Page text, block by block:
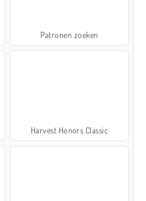
Patronen zoeken
Harvest Honors Classic